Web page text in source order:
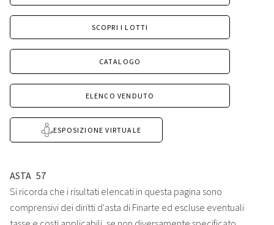
SCOPRI I LOTTI
CATALOGO
ELENCO VENDUTO
ESPOSIZIONE VIRTUALE
ASTA 57
Si ricorda che i risultati elencati in questa pagina sono
comprensivi dei diritti d'asta di Finarte ed escluse eventuali